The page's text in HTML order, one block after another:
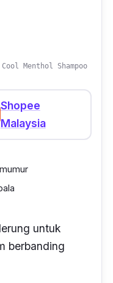
mencari syampu
Rambut saya
dalam 2-3 hari
siapa-
nipis kena
berkesan
balik!”
Menthol Shampoo
Shopee
Malaysia
untuk
berbanding